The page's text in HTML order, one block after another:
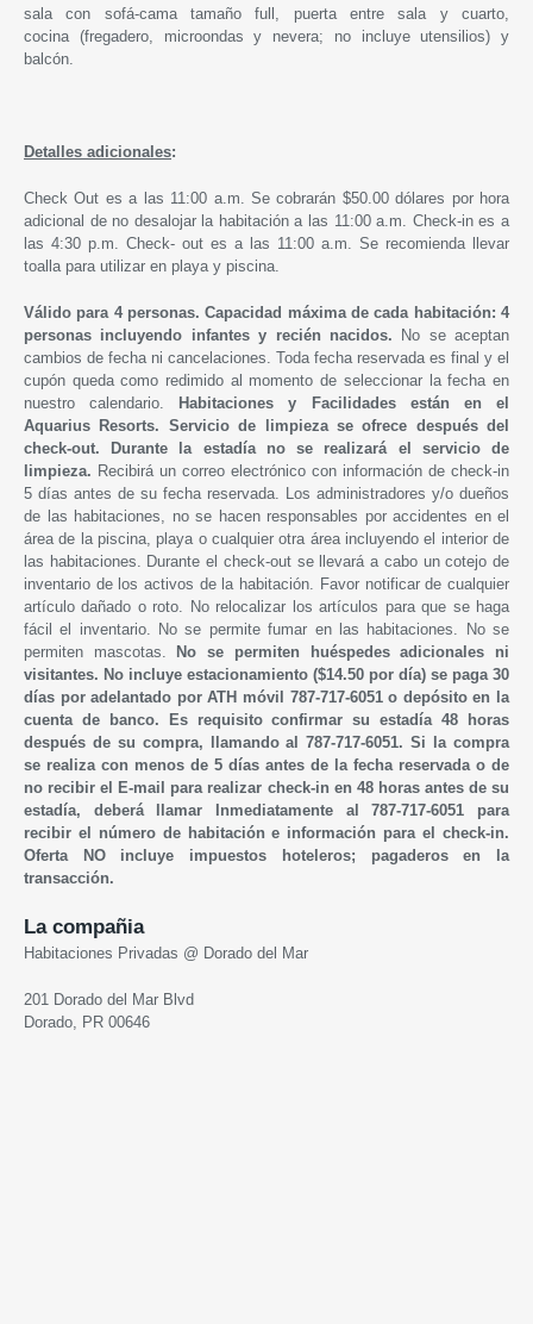
sala con sofá-cama tamaño full, puerta entre sala y cuarto,
cocina (fregadero, microondas y nevera; no incluye utensilios) y
balcón.
Detalles adicionales:
Check Out es a las 11:00 a.m. Se cobrarán $50.00 dólares por hora
adicional de no desalojar la habitación a las 11:00 a.m. Check-in es a
las 4:30 p.m. Check- out es a las 11:00 a.m. Se recomienda llevar
toalla para utilizar en playa y piscina.
Válido para 4 personas. Capacidad máxima de cada habitación: 4
personas incluyendo infantes y recién nacidos. No se aceptan
cambios de fecha ni cancelaciones. Toda fecha reservada es final y el
cupón queda como redimido al momento de seleccionar la fecha en
nuestro calendario. Habitaciones y Facilidades están en el
Aquarius Resorts. Servicio de limpieza se ofrece después del
check-out. Durante la estadía no se realizará el servicio de
limpieza. Recibirá un correo electrónico con información de check-in
5 días antes de su fecha reservada. Los administradores y/o dueños
de las habitaciones, no se hacen responsables por accidentes en el
área de la piscina, playa o cualquier otra área incluyendo el interior de
las habitaciones. Durante el check-out se llevará a cabo un cotejo de
inventario de los activos de la habitación. Favor notificar de cualquier
artículo dañado o roto. No relocalizar los artículos para que se haga
fácil el inventario. No se permite fumar en las habitaciones. No se
permiten mascotas. No se permiten huéspedes adicionales ni
visitantes. No incluye estacionamiento ($14.50 por día) se paga 30
días por adelantado por ATH móvil 787-717-6051 o depósito en la
cuenta de banco. Es requisito confirmar su estadía 48 horas
después de su compra, llamando al 787-717-6051. Si la compra
se realiza con menos de 5 días antes de la fecha reservada o de
no recibir el E-mail para realizar check-in en 48 horas antes de su
estadía, deberá llamar Inmediatamente al 787-717-6051 para
recibir el número de habitación e información para el check-in.
Oferta NO incluye impuestos hoteleros; pagaderos en la
transacción.
La compañia
Habitaciones Privadas @ Dorado del Mar
201 Dorado del Mar Blvd
Dorado, PR 00646